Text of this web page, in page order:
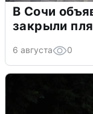
В Сочи
закрыли
6 августа 0